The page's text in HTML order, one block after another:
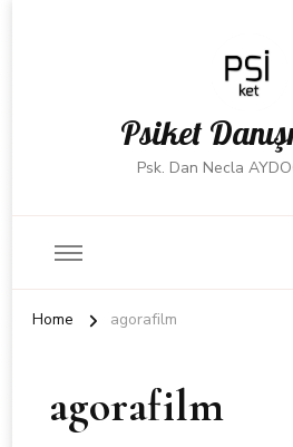
Psiket
Psk. Dan Necla
Home agorafilm
agorafilm